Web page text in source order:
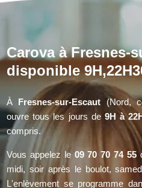
Carova à Fresnes-
disponible
À Fresnes-sur-Escaut (Nord,
ouvre tous les jours de 9H à
compris.
Vous appelez le 09 70 70 74 55
midi, soir après le boulot,
L'enlèvement se programme